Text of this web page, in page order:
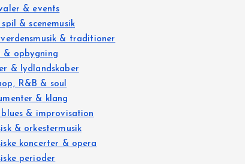
& events
spil & scenemusik
verdensmusik & traditioner
& opbygning
& lydlandskaber
R&B & soul
& klang
blues & improvisation
& orkestermusik
koncerter & opera
perioder